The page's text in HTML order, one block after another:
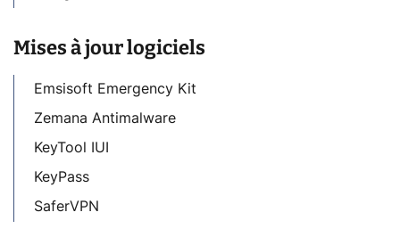
Mises à jour logiciels
Emsisoft Emergency Kit
Zemana Antimalware
KeyTool IUI
KeyPass
SaferVPN